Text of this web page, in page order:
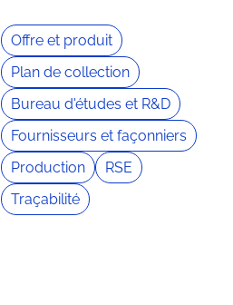
Offre et produit
Plan de collection
Bureau d'études et R&D
Fournisseurs et façonniers
Production
RSE
Traçabilité